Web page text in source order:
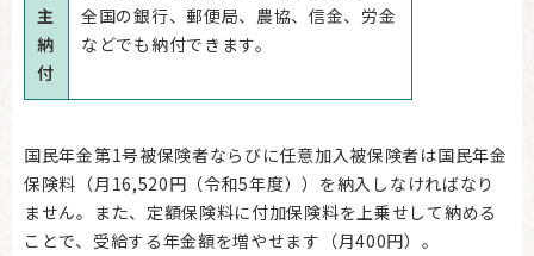
主
納
付
全国の銀行、郵便局、農協、信金、労金
などでも納付できます。
国民年金第1号被保険者ならびに任意加入被保険者は国民年金
保険料（月16,520円（令和5年度））を納入しなければなり
ません。また、定額保険料に付加保険料を上乗せして納める
ことで、受給する年金額を増やせます（月400円）。